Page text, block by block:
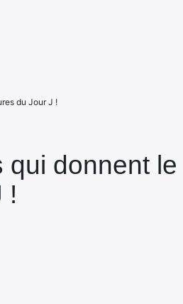
donnent
!
du Jour J !